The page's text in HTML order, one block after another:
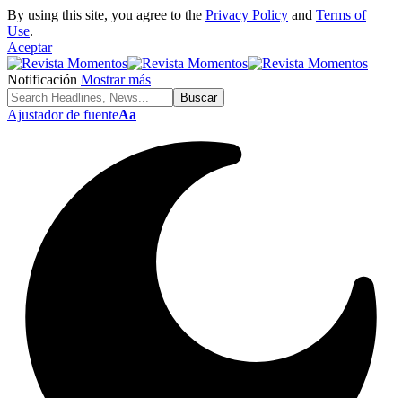
By using this site, you agree to the Privacy Policy and Terms of
Use.
Aceptar
Notificación Mostrar más
Ajustador de fuenteAa